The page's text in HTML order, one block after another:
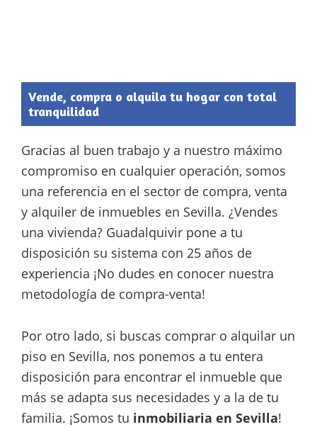
Vende, compra o alquila tu hogar con total
tranquilidad
Gracias al buen trabajo y a nuestro máximo
compromiso en cualquier operación, somos
una referencia en el sector de compra, venta
y alquiler de inmuebles en Sevilla. ¿Vendes
una vivienda? Guadalquivir pone a tu
disposición su sistema con 25 años de
experiencia ¡No dudes en conocer nuestra
metodología de compra-venta!
Por otro lado, si buscas comprar o alquilar un
piso en Sevilla, nos ponemos a tu entera
disposición para encontrar el inmueble que
más se adapta sus necesidades y a la de tu
familia. ¡Somos tu inmobiliaria en Sevilla!